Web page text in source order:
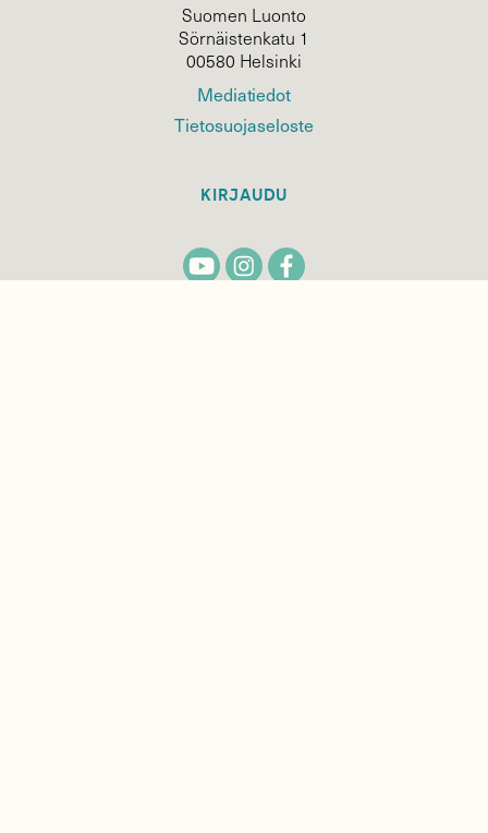
Suomen Luonto
Sörnäistenkatu 1
00580 Helsinki
Mediatiedot
Tietosuojaseloste
KIRJAUDU